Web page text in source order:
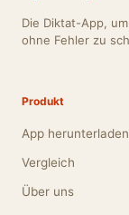
Die Diktat-App,
ohne Fehler zu
Produkt
App herunterladen
Vergleich
Über uns